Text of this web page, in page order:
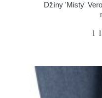
Džíny 'Misty'
1